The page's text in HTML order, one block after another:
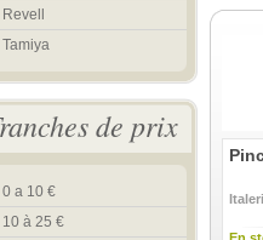
Revell
Tamiya
de prix
0 a 10 €
10 à 25 €
Italeri